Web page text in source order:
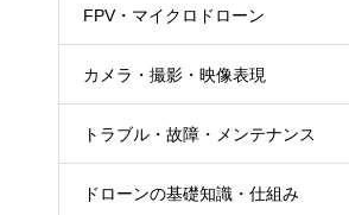
FPV・マイクロドローン
カメラ・撮影・映像表現
トラブル・故障・メンテナンス
ドローンの基礎知識・仕組み